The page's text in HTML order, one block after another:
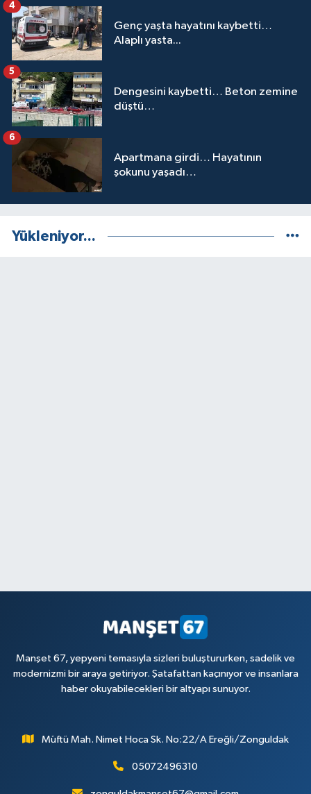
Genç yaşta hayatını kaybetti…
Alaplı yasta...
4
Dengesini kaybetti… Beton zemine
düştü…
5
Apartmana girdi… Hayatının
şokunu yaşadı…
6
Yükleniyor...
Manşet 67, yepyeni temasıyla sizleri buluştururken, sadelik ve
modernizmi bir araya getiriyor. Şatafattan kaçınıyor ve insanlara
haber okuyabilecekleri bir altyapı sunuyor.
Müftü Mah. Nimet Hoca Sk. No:22/A Ereğli/Zonguldak
05072496310